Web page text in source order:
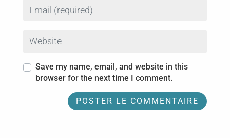
Save my name, email, and website in this
browser for the next time I comment.